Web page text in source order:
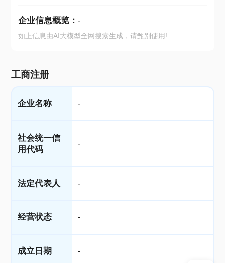
企业信息概览： -
如上信息由AI大模型全网搜索生成，请甄别使用!
工商注册
企业名称 -
社会统一信
用代码
-
法定代表人 -
经营状态 -
成立日期 -